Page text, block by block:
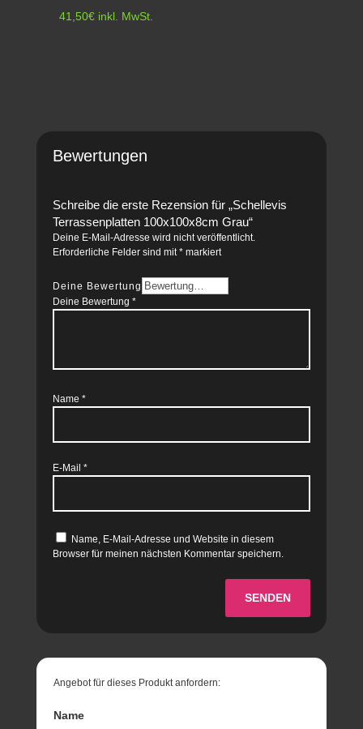
41,50€ inkl. MwSt.
Bewertungen
Schreibe die erste Rezension für „Schellevis
Terrassenplatten 100x100x8cm Grau“
Deine E-Mail-Adresse wird nicht veröffentlicht.
Erforderliche Felder sind mit*markiert
Deine Bewertung
Deine Bewertung *
Name *
E-Mail *
Name, E-Mail-Adresse und Website in diesem
Browser für meinen nächsten Kommentar speichern.
SENDEN
Angebot für dieses Produkt anfordern:
Name